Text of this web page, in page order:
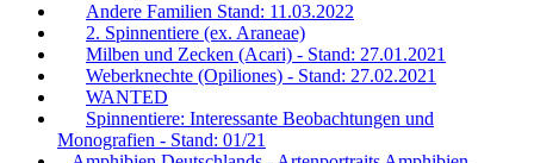
Andere Familien Stand: 11.03.2022
2. Spinnentiere (ex. Araneae)
Milben und Zecken (Acari) - Stand: 27.01.2021
Weberknechte (Opiliones) - Stand: 27.02.2021
WANTED
Spinnentiere: Interessante Beobachtungen und
Monografien - Stand: 01/21